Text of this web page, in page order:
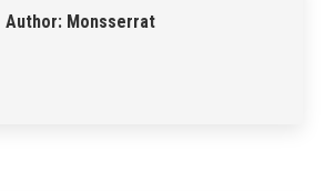
Author: Monsserrat